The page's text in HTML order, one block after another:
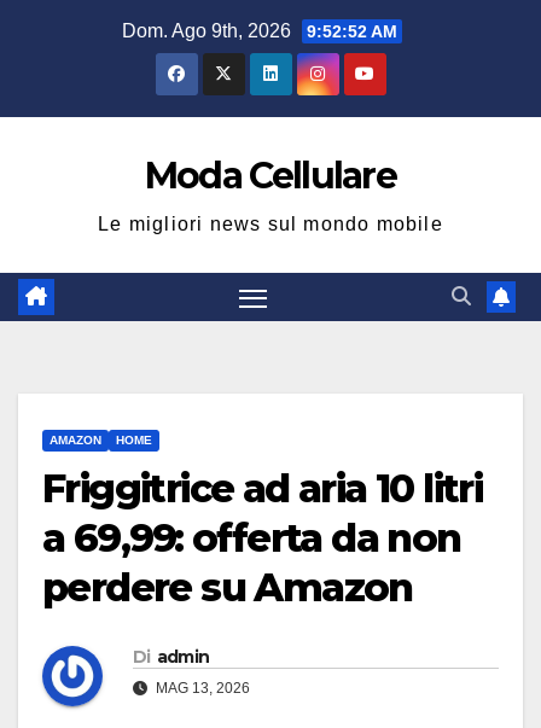
Dom. Ago 9th, 2026 9:52:53 AM
Moda Cellulare
Le migliori news sul mondo mobile
AMAZON HOME
Friggitrice ad aria 10 litri
a 69,99: offerta da non
perdere su Amazon
Di admin
MAG 13, 2026